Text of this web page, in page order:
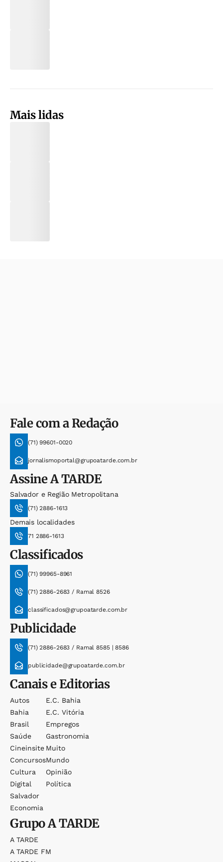
Mais lidas
Fale com a Redação
(71) 99601-0020
jornalismoportal@grupoatarde.com.br
AssineA TARDE
Salvador e Região Metropolitana
(71) 2886-1613
Demais localidades
71 2886-1613
Classificados
(71) 99965-8961
(71) 2886-2683 / Ramal 8526
classificados@grupoatarde.com.br
Publicidade
(71) 2886-2683 / Ramal 8585 | 8586
publicidade@grupoatarde.com.br
Canais e Editorias
Autos
Bahia
Brasil
Saúde
Cineinsite
Concursos
Cultura
Digital
Salvador
Economia
E.c. Bahia
E.c. Vitória
Empregos
Gastronomia
Muito
Mundo
Opinião
Política
GrupoA TARDE
A TARDE
A TARDE FM